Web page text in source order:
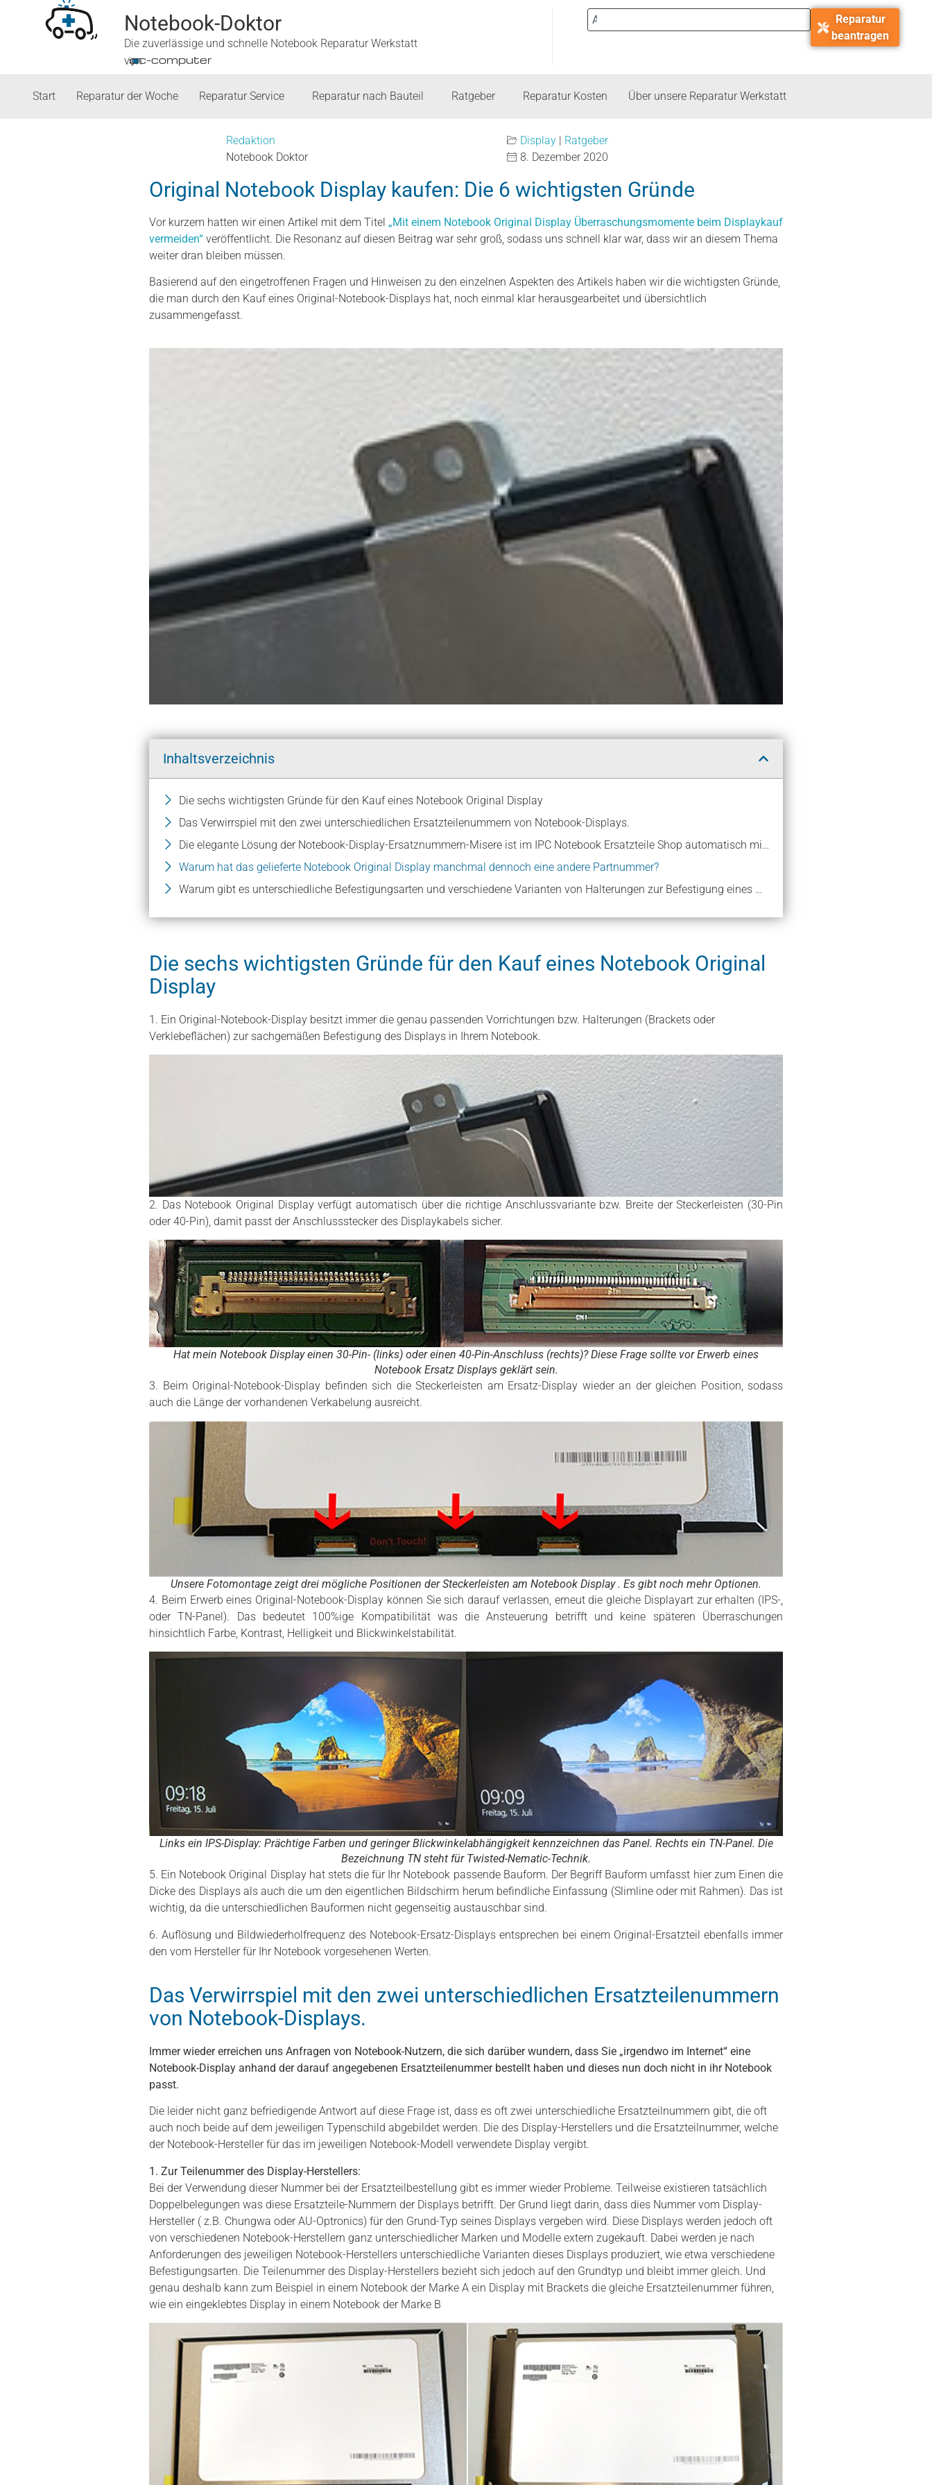
Notebook-Doktor
Die zuverlässige und schnelle Notebook Reparatur Werkstatt
von
■
ipc-computer
Reparatur
beantragen
Start Reparatur der Woche Reparatur Service Reparatur nach Bauteil Ratgeber Reparatur Kosten Über unsere Reparatur Werkstatt
Redaktion
Notebook Doktor
Display | Ratgeber
8. Dezember 2020
Original Notebook Display kaufen: Die 6 wichtigsten Gründe
Vor kurzem hatten wir einen Artikel mit dem Titel „Mit einem Notebook Original Display Überraschungsmomente beim Displaykauf
vermeiden“ veröffentlicht. Die Resonanz auf diesen Beitrag war sehr groß, sodass uns schnell klar war, dass wir an diesem Thema
weiter dran bleiben müssen.
Basierend auf den eingetroffenen Fragen und Hinweisen zu den einzelnen Aspekten des Artikels haben wir die wichtigsten Gründe,
die man durch den Kauf eines Original-Notebook-Displays hat, noch einmal klar herausgearbeitet und übersichtlich
zusammengefasst.
Inhaltsverzeichnis
Die sechs wichtigsten Gründe für den Kauf eines Notebook Original Display
Das Verwirrspiel mit den zwei unterschiedlichen Ersatzteilenummern von Notebook-Displays.
Die elegante Lösung der Notebook-Display-Ersatznummern-Misere ist im IPC Notebook Ersatzteile Shop automatisch mit eingebaut.
Warum hat das gelieferte Notebook Original Display manchmal dennoch eine andere Partnummer?
Warum gibt es unterschiedliche Befestigungsarten und verschiedene Varianten von Halterungen zur Befestigung eines Notebook-Displays?
Die sechs wichtigsten Gründe für den Kauf eines Notebook Original
Display
1. Ein Original-Notebook-Display besitzt immer die genau passenden Vorrichtungen bzw. Halterungen (Brackets oder
Verklebeflächen) zur sachgemäßen Befestigung des Displays in Ihrem Notebook.
2. Das Notebook Original Display verfügt automatisch über die richtige Anschlussvariante bzw. Breite der Steckerleisten (30-Pin
oder 40-Pin), damit passt der Anschlussstecker des Displaykabels sicher.
Hat mein Notebook Display einen 30-Pin- (links) oder einen 40-Pin-Anschluss (rechts)? Diese Frage sollte vor Erwerb eines
Notebook Ersatz Displays geklärt sein.
3. Beim Original-Notebook-Display befinden sich die Steckerleisten am Ersatz-Display wieder an der gleichen Position, sodass
auch die Länge der vorhandenen Verkabelung ausreicht.
Unsere Fotomontage zeigt drei mögliche Positionen der Steckerleisten am Notebook Display . Es gibt noch mehr Optionen.
4. Beim Erwerb eines Original-Notebook-Display können Sie sich darauf verlassen, erneut die gleiche Displayart zur erhalten (IPS-,
oder TN-Panel). Das bedeutet 100%ige Kompatibilität was die Ansteuerung betrifft und keine späteren Überraschungen
hinsichtlich Farbe, Kontrast, Helligkeit und Blickwinkelstabilität.
Links ein IPS-Display: Prächtige Farben und geringer Blickwinkelabhängigkeit kennzeichnen das Panel. Rechts ein TN-Panel. Die
Bezeichnung TN steht für Twisted-Nematic-Technik.
5. Ein Notebook Original Display hat stets die für Ihr Notebook passende Bauform. Der Begriff Bauform umfasst hier zum Einen die
Dicke des Displays als auch die um den eigentlichen Bildschirm herum befindliche Einfassung (Slimline oder mit Rahmen). Das ist
wichtig, da die unterschiedlichen Bauformen nicht gegenseitig austauschbar sind.
6. Auflösung und Bildwiederholfrequenz des Notebook-Ersatz-Displays entsprechen bei einem Original-Ersatzteil ebenfalls immer
den vom Hersteller für Ihr Notebook vorgesehenen Werten.
Das Verwirrspiel mit den zwei unterschiedlichen Ersatzteilenummern
von Notebook-Displays.
Immer wieder erreichen uns Anfragen von Notebook-Nutzern, die sich darüber wundern, dass Sie „irgendwo im Internet“ eine
Notebook-Display anhand der darauf angegebenen Ersatzteilenummer bestellt haben und dieses nun doch nicht in ihr Notebook
passt.
Die leider nicht ganz befriedigende Antwort auf diese Frage ist, dass es oft zwei unterschiedliche Ersatzteilnummern gibt, die oft
auch noch beide auf dem jeweiligen Typenschild abgebildet werden. Die des Display-Herstellers und die Ersatzteilnummer, welche
der Notebook-Hersteller für das im jeweiligen Notebook-Modell verwendete Display vergibt.
1. Zur Teilenummer des Display-Herstellers:
Bei der Verwendung dieser Nummer bei der Ersatzteilbestellung gibt es immer wieder Probleme. Teilweise existieren tatsächlich
Doppelbelegungen was diese Ersatzteile-Nummern der Displays betrifft. Der Grund liegt darin, dass dies Nummer vom Display-
Hersteller ( z.B. Chungwa oder AU-Optronics) für den Grund-Typ seines Displays vergeben wird. Diese Displays werden jedoch oft
von verschiedenen Notebook-Herstellern ganz unterschiedlicher Marken und Modelle extern zugekauft. Dabei werden je nach
Anforderungen des jeweiligen Notebook-Herstellers unterschiedliche Varianten dieses Displays produziert, wie etwa verschiedene
Befestigungsarten. Die Teilenummer des Display-Herstellers bezieht sich jedoch auf den Grundtyp und bleibt immer gleich. Und
genau deshalb kann zum Beispiel in einem Notebook der Marke A ein Display mit Brackets die gleiche Ersatzteilenummer führen,
wie ein eingeklebtes Display in einem Notebook der Marke B